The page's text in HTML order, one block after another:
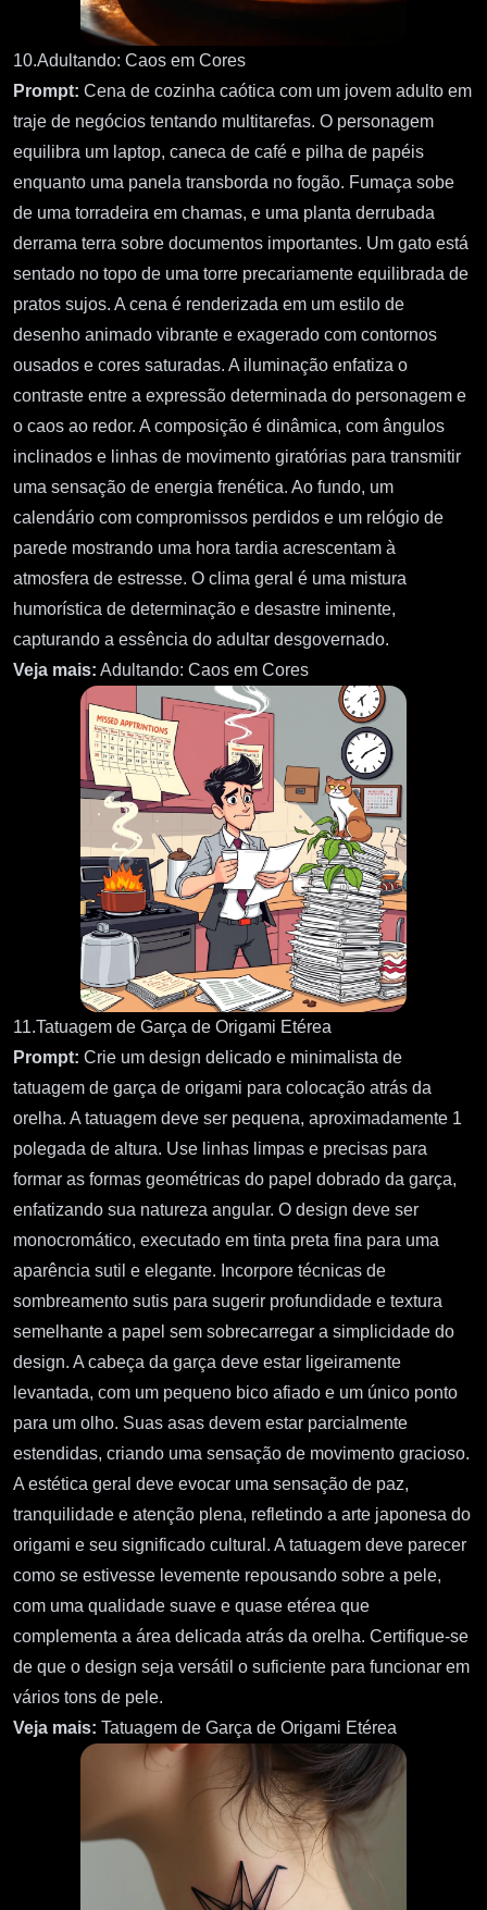
10.Adultando: Caos em Cores
Prompt: Cena de cozinha caótica com um jovem adulto em
traje de negócios tentando multitarefas. O personagem
equilibra um laptop, caneca de café e pilha de papéis
enquanto uma panela transborda no fogão. Fumaça sobe
de uma torradeira em chamas, e uma planta derrubada
derrama terra sobre documentos importantes. Um gato está
sentado no topo de uma torre precariamente equilibrada de
pratos sujos. A cena é renderizada em um estilo de
desenho animado vibrante e exagerado com contornos
ousados e cores saturadas. A iluminação enfatiza o
contraste entre a expressão determinada do personagem e
o caos ao redor. A composição é dinâmica, com ângulos
inclinados e linhas de movimento giratórias para transmitir
uma sensação de energia frenética. Ao fundo, um
calendário com compromissos perdidos e um relógio de
parede mostrando uma hora tardia acrescentam à
atmosfera de estresse. O clima geral é uma mistura
humorística de determinação e desastre iminente,
capturando a essência do adultar desgovernado.
Veja mais: Adultando: Caos em Cores
11.Tatuagem de Garça de Origami Etérea
Prompt: Crie um design delicado e minimalista de
tatuagem de garça de origami para colocação atrás da
orelha. A tatuagem deve ser pequena, aproximadamente 1
polegada de altura. Use linhas limpas e precisas para
formar as formas geométricas do papel dobrado da garça,
enfatizando sua natureza angular. O design deve ser
monocromático, executado em tinta preta fina para uma
aparência sutil e elegante. Incorpore técnicas de
sombreamento sutis para sugerir profundidade e textura
semelhante a papel sem sobrecarregar a simplicidade do
design. A cabeça da garça deve estar ligeiramente
levantada, com um pequeno bico afiado e um único ponto
para um olho. Suas asas devem estar parcialmente
estendidas, criando uma sensação de movimento gracioso.
A estética geral deve evocar uma sensação de paz,
tranquilidade e atenção plena, refletindo a arte japonesa do
origami e seu significado cultural. A tatuagem deve parecer
como se estivesse levemente repousando sobre a pele,
com uma qualidade suave e quase etérea que
complementa a área delicada atrás da orelha. Certifique-se
de que o design seja versátil o suficiente para funcionar em
vários tons de pele.
Veja mais: Tatuagem de Garça de Origami Etérea